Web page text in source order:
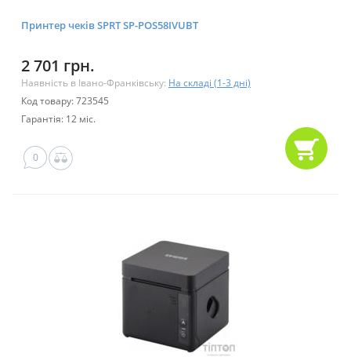
Принтер чеків SPRT SP-POS58IVUBT
2 701 грн.
Наявність в Івано-Франківську: На складі (1-3 дні)
Код товару: 723545
Гарантія: 12 міс.
0